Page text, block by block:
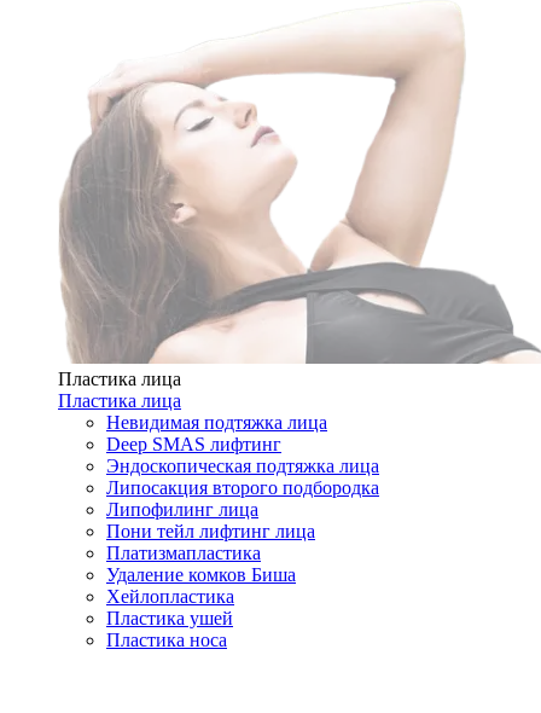
Пластика лица
Пластика лица
Невидимая подтяжка лица
Deep SMAS лифтинг
Эндоскопическая подтяжка лица
Липосакция второго подбородка
Липофилинг лица
Пони тейл лифтинг лица
Платизмапластика
Удаление комков Биша
Хейлопластика
Пластика ушей
Пластика носа